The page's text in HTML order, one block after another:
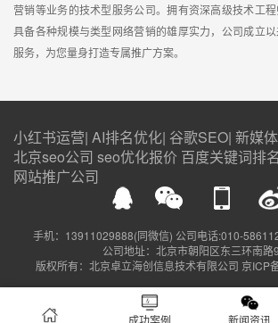
营销等业务的技术型服务公司。拥有资深高级技术工程
具备各种规模与类型网络营销的雄厚实力，公司成立
服务，为您量身打造专属推广方案。
小红书运营| AI排名优化| 谷歌SEO| 新媒
北京seo公司 seo优化报价 百度关键词排
网站推广公司
手机：13911029888(同微信) 公司电话:010-
公司地址：北京市朝阳区东三环南路
版权所有：北京卓立海创信息技术有限公司 京ICP
成功案例 新闻资讯